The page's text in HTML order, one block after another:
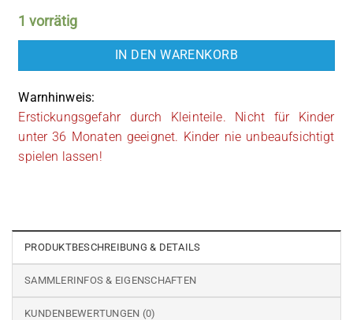
1 vorrätig
IN DEN WARENKORB
Warnhinweis:
Erstickungsgefahr durch Kleinteile. Nicht für Kinder
unter 36 Monaten geeignet. Kinder nie unbeaufsichtigt
spielen lassen!
PRODUKTBESCHREIBUNG & DETAILS
SAMMLERINFOS & EIGENSCHAFTEN
KUNDENBEWERTUNGEN (0)